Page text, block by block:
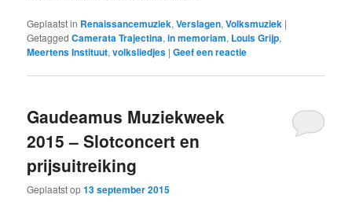
Geplaatst in Renaissancemuziek,Verslagen,Volksmuziek |
Getagged Camerata Trajectina,in memoriam, Louis Grijp,
Meertens Instituut,volksliedjes |Geef een reactie
Gaudeamus Muziekweek
2015 – Slotconcert en
prijsuitreiking
Geplaatst op13 september 2015